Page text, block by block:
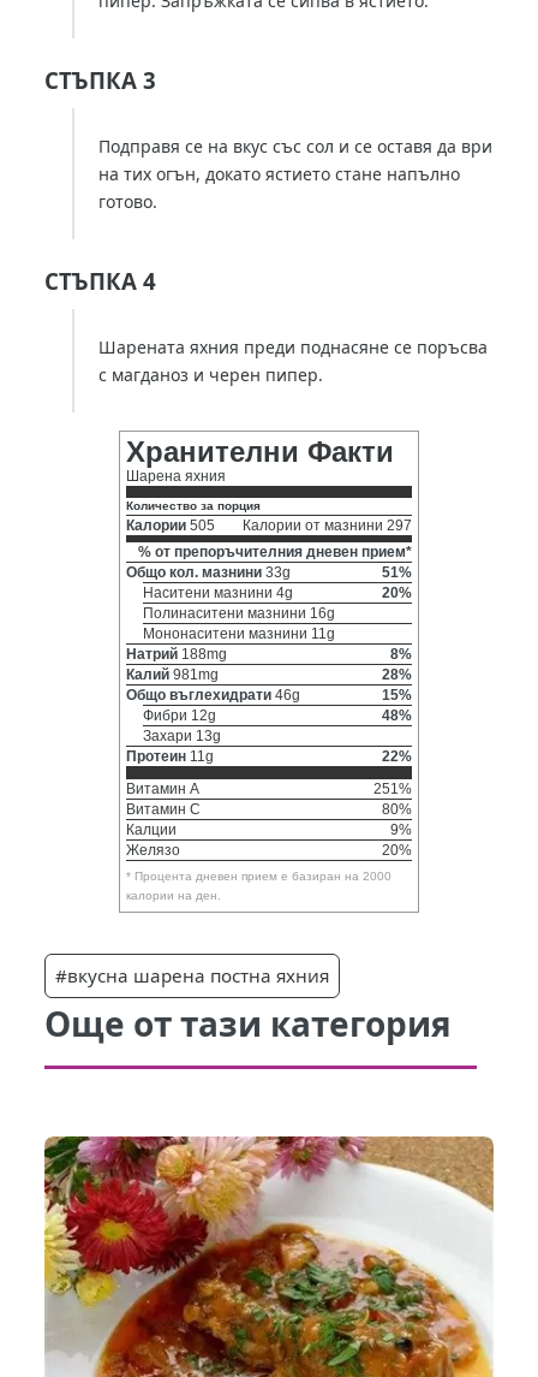
СТЪПКА 3
Подправя се на вкус със сол и се оставя да ври
на тих огън, докато ястието стане напълно
готово.
СТЪПКА 4
Шарената яхния преди поднасяне се поръсва
с магданоз и черен пипер.
Хранителни Факти
Шарена яхния
Количество за порция
Калории 505
Калории от мазнини 297
% от препоръчителния дневен прием*
Общо кол. мазнини 33g
51%
Наситени мазнини 4g
20%
Полинаситени мазнини 16g
Мононаситени мазнини 11g
Натрий 188mg
8%
Калий 981mg
28%
Общо въглехидрати 46g
15%
Фибри 12g
48%
Захари 13g
Протеин 11g
22%
Витамин A
251%
Витамин C
80%
Калции
9%
Желязо
20%
* Процента дневен прием е базиран на 2000
калории на ден.
#вкусна шарена постна яхния
Още от тази категория